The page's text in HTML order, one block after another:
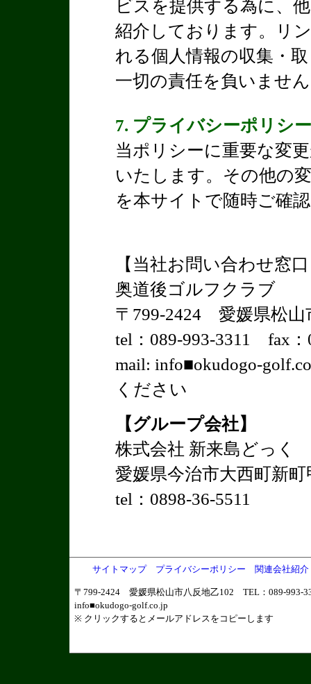
ビスを提供する為に、
紹介しております。リ
れる個人情報の収集・
一切の責任を負いませ
7. プライバシーポリシ
当ポリシーに重要な変
いたします。その他の
を本サイトで随時ご確
【当社お問い合わせ窓
奥道後ゴルフクラブ
〒799-2424 愛媛県松山
tel：089-993-3311 fax：
mail: info■okudogo-
ください
【グループ会社】
株式会社 新来島どっく
愛媛県今治市大西町新町
tel：0898-36-5511
サイトマップ プライバシーポリシー 関連会社紹介
〒799-2424 愛媛県松山市八反地乙102 TEL：089-993-
info■okudogo-golf.co.jp
※ クリックするとメールアドレスをコピーします